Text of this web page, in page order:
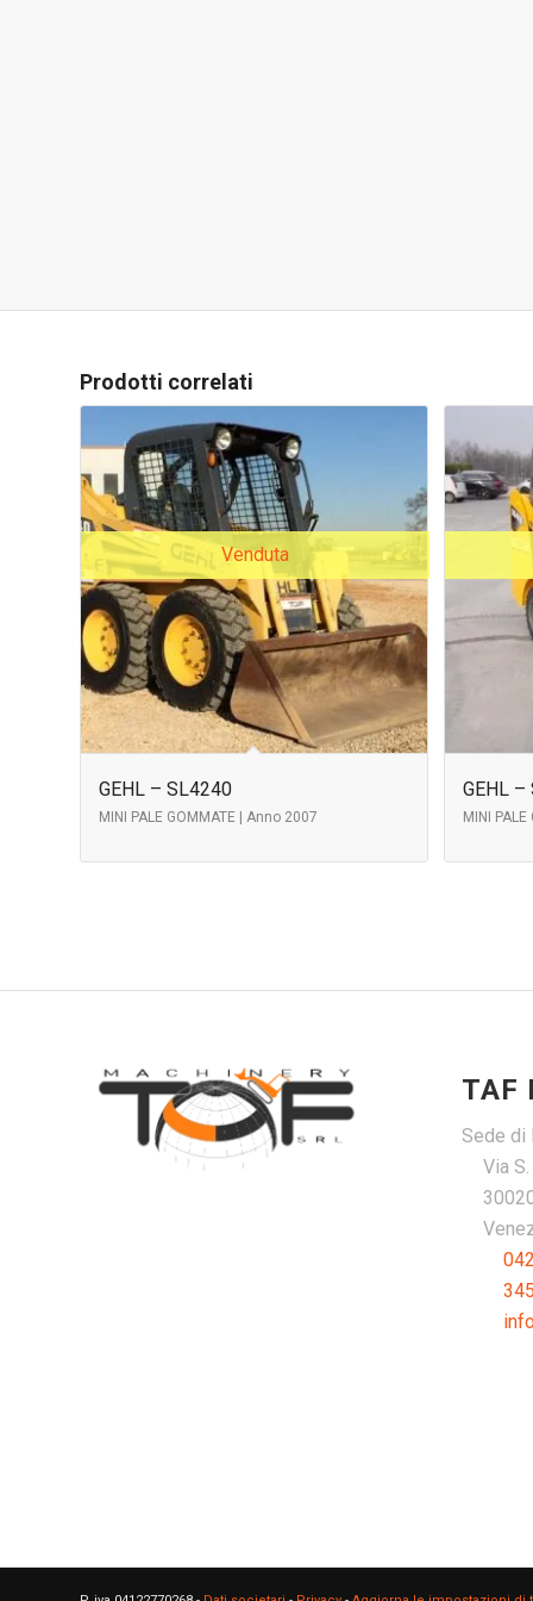
Prodotti correlati
Venduta
GEHL – SL4240
MINI PALE GOMMATE | Anno 2007
GEHL –
MINI
TAF
Sede di
Via